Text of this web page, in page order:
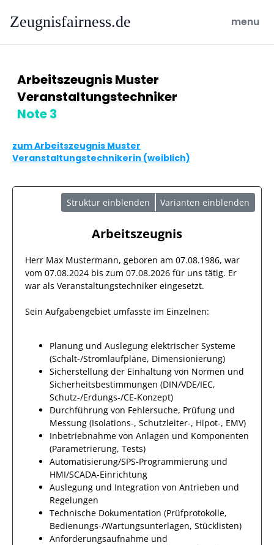
Zeugnisfairness.de open
menu
Arbeitszeugnis Muster
Veranstaltungstechniker
Note 3
zum Arbeitszeugnis Muster
Veranstaltungstechnikerin (weiblich)
Struktur einblenden Varianten einblenden
Arbeitszeugnis
Herr Max Mustermann, geboren am 07.08.1986, war
vom 07.08.2024 bis zum 07.08.2026 für uns tätig. Er
war als Veranstaltungstechniker eingesetzt.
Sein Aufgabengebiet umfasste im Einzelnen:
Planung und Auslegung elektrischer Systeme
(Schalt-/Stromlaufpläne, Dimensionierung)
Sicherstellung der Einhaltung von Normen und
Sicherheitsbestimmungen (DIN/VDE/IEC,
Schutz-/Erdungs-/CE-Konzept)
Durchführung von Fehlersuche, Prüfung und
Messung (Isolations-, Schutzleiter-, Hipot-, EMV)
Inbetriebnahme von Anlagen und Komponenten
(Parametrierung, Tests)
Automatisierung/SPS-Programmierung und
HMI/SCADA-Einrichtung
Auslegung und Integration von Antrieben und
Regelungen
Technische Dokumentation (Prüfprotokolle,
Bedienungs-/Wartungsunterlagen, Stücklisten)
Anforderungsaufnahme und